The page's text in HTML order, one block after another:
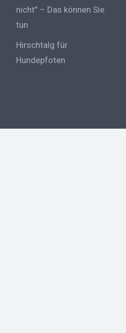
nicht” – Das können Sie
tun
Hirschtalg für
Hundepfoten